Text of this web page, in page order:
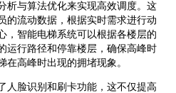
析与算法优化来实现高效调度。这
的流动数据，根据实时需求进行动
，智能电梯系统可以根据各楼层的
运行路径和停靠楼层，确保高峰时
高峰时出现的拥堵现象。
人脸识别和刷卡功能，这不仅提高